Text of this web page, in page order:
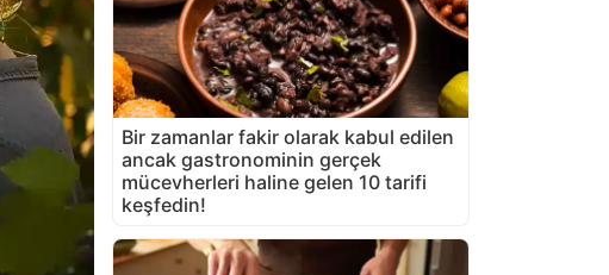
Bir zamanlar fakir olarak kabul edilen
ancak gastronominin gerçek
mücevherleri haline gelen 10 tarifi
keşfedin!